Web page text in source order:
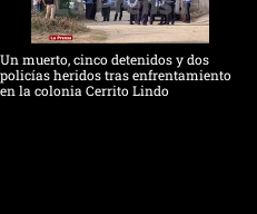
Un muerto, cinco detenidos y dos
policías heridos tras enfrentamiento
en la colonia Cerrito Lindo